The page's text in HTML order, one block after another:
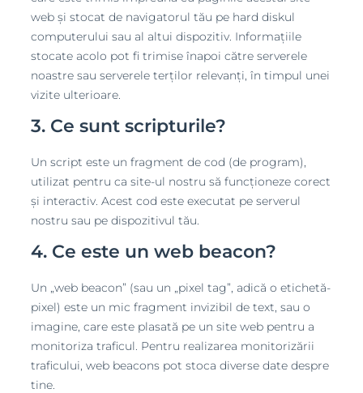
web și stocat de navigatorul tău pe hard diskul
computerului sau al altui dispozitiv. Informațiile
stocate acolo pot fi trimise înapoi către serverele
noastre sau serverele terților relevanți, în timpul unei
vizite ulterioare.
3. Ce sunt scripturile?
Un script este un fragment de cod (de program),
utilizat pentru ca site-ul nostru să funcționeze corect
și interactiv. Acest cod este executat pe serverul
nostru sau pe dispozitivul tău.
4. Ce este un web beacon?
Un „web beacon” (sau un „pixel tag”, adică o etichetă-
pixel) este un mic fragment invizibil de text, sau o
imagine, care este plasată pe un site web pentru a
monitoriza traficul. Pentru realizarea monitorizării
traficului, web beacons pot stoca diverse date despre
tine.